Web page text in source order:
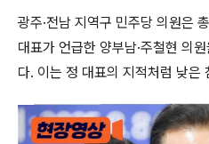
광주·전남 지역구 민주당 의원은
대표가 언급한 양부남·주철현 의
다. 이는 정 대표의 지적처럼 낮은